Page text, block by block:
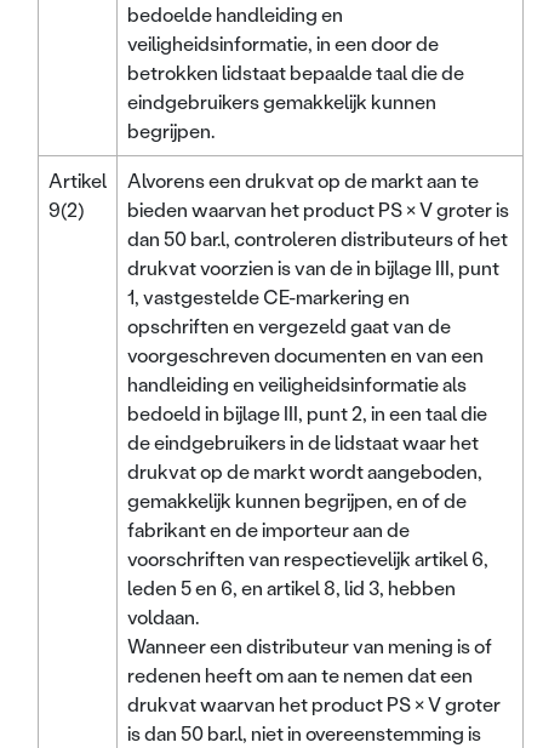
bedoelde handleiding en
veiligheidsinformatie, in een door de
betrokken lidstaat bepaalde taal die de
eindgebruikers gemakkelijk kunnen
begrijpen.
Artikel
9(2)
Alvorens een drukvat op de markt aan te
bieden waarvan het product PS × V groter is
dan 50 bar.l, controleren distributeurs of het
drukvat voorzien is van de in bijlage III, punt
1, vastgestelde CE-markering en
opschriften en vergezeld gaat van de
voorgeschreven documenten en van een
handleiding en veiligheidsinformatie als
bedoeld in bijlage III, punt 2, in een taal die
de eindgebruikers in de lidstaat waar het
drukvat op de markt wordt aangeboden,
gemakkelijk kunnen begrijpen, en of de
fabrikant en de importeur aan de
voorschriften van respectievelijk artikel 6,
leden 5 en 6, en artikel 8, lid 3, hebben
voldaan.
Wanneer een distributeur van mening is of
redenen heeft om aan te nemen dat een
drukvat waarvan het product PS × V groter
is dan 50 bar.l, niet in overeenstemming is